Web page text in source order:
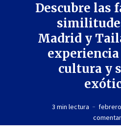
Descubre las
Madrid y
cultura y
3 min lectura